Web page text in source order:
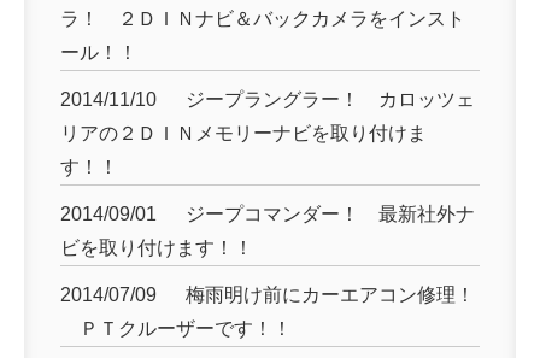
ラ！ ２ＤＩＮナビ＆バックカメラをインスト
ール！！
2014/11/10
ジープラングラー！ カロッツェ
リアの２ＤＩＮメモリーナビを取り付けま
す！！
2014/09/01
ジープコマンダー！ 最新社外ナ
ビを取り付けます！！
2014/07/09
梅雨明け前にカーエアコン修理！
ＰＴクルーザーです！！